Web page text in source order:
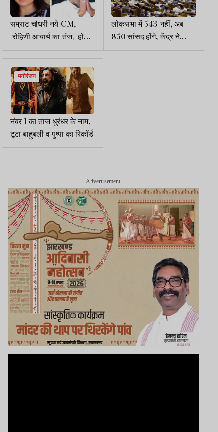
सम्राट चौधरी नये CM,
रोहिणी आचार्य का तंज, हो
गया पल्टीबाजी के धुरंधर हमारे
चाचा जी का इस्तीफा
लोकसभा में 543 नहीं, अब
850 सांसद होंगे, केंद्र ने
सांसदों को मसौदा सौंपा, 16 को
मनोरंजन
नंबर 1 का ताज धुरंधर के नाम,
टूटा बाहुबली व पुष्पा का रिकॉर्ड
Advertisement